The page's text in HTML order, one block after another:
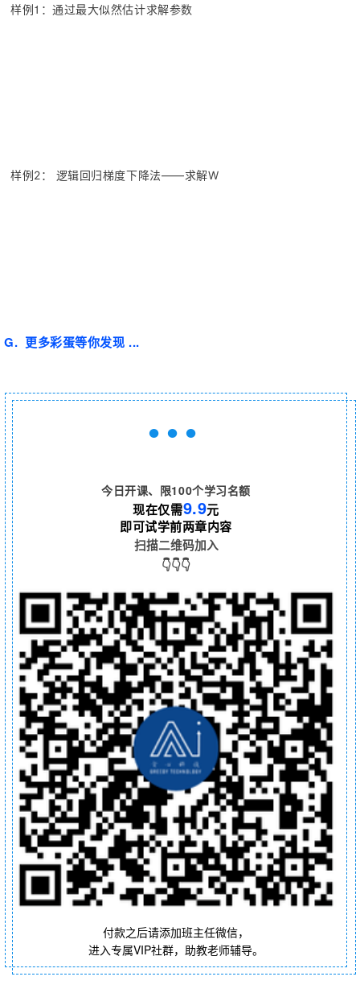
样例1：通过最大似然估计求解参数
样例2： 逻辑回归梯度下降法——求解W
G. 更多彩蛋等你发现 ...
●●●
今日开课、限100个学习名额
现在仅需9.9元
即可试学前两章内容
扫描二维码加入
👇👇👇
付款之后请添加班主任微信，
进入专属VIP社群，助教老师辅导。